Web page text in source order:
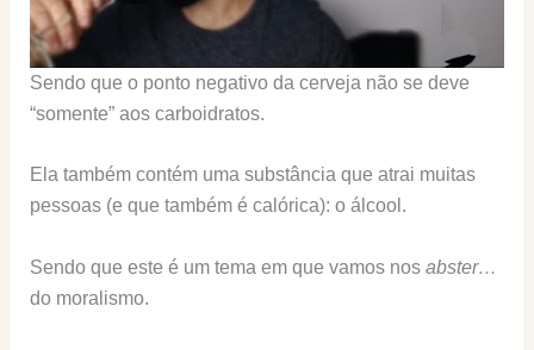
Sendo que o ponto negativo da cerveja não se deve
“somente” aos carboidratos.
Ela também contém uma substância que atrai muitas
pessoas (e que também é calórica): o álcool.
Sendo que este é um tema em que vamos nos abster…
do moralismo.